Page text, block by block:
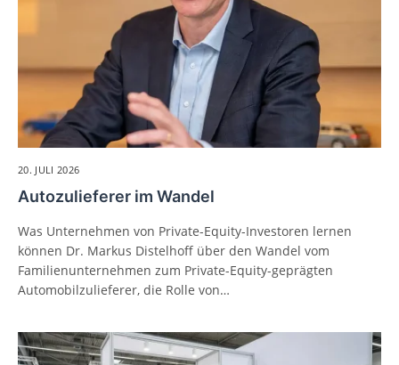
20. JULI 2026
Autozulieferer im Wandel
Was Unternehmen von Private-Equity-Investoren lernen
können Dr. Markus Distelhoff über den Wandel vom
Familienunternehmen zum Private-Equity-geprägten
Automobilzulieferer, die Rolle von…